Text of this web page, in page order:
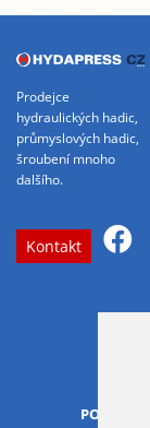
Prodejce
hydraulických hadic,
průmyslových hadic,
šroubení mnoho
dalšího.
Kontakt
PO-PÁ